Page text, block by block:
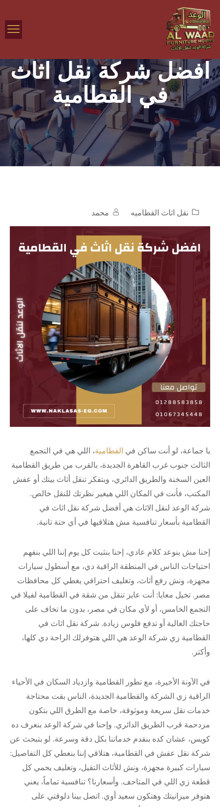
افضل شركة نقل اثاث
في القطامية
نقل اثاث القطاميه محمد
يا جماعة، لو أنت ساكن في القطامية، اللي هي في التجمع
الثالث جنوب غرب القاهرة الجديدة، بالقرب من طريق القطامية
العين السخنة والطريق الدائري، وبتفكر تنقل أثاث بيتك أو عفش
المكتب، فأنت في المكان اللي هيغير نظرتك للنقل خالص.
شركة الوعد لنقل الاثاث هي أفضل شركة نقل اثاث في
القطامية بأسعار تنافسية مش هتلاقيها في أي حتة تانية.
إحنا مش بنوعد كلام عادي، إحنا بنثبت كل يوم إننا اللي بنفهم
احتياجات الناس في المنطقة الراقية دي، مع أسطول سيارات
مجهزة، ونش رفع أثاث، وتغليف احترافي يغطي كل محافظات
مصر. تخيل معايا: أنت عايز تنقل من شقة في القطامية لفيلا في
التجمع الخامس، أو لأي مكان في مصر، بدون ما تخاف على
حاجتك الغالية أو تدفع فلوس زيادة. شركة نقل اثاث في
القطامية زي شركة الوعد هي اللي هتوفرلك الراحة دي كلها،
وأكتر.
في الآونة الأخيرة، مع تطور القطامية وازدياد السكان في الأحياء
الراقية زي الشركة والقطامية الجديدة، الناس بقت محتاجة
خدمات نقل سريعة وموثوقة، خاصة مع الطرق اللي بتكون
مزدحمة قرب الطريق الدائري. وإحنا في شركة الوعد بنعرف ده
كويس، عشان كده بنقدم خدماتنا بكل دقة وسرعة. لو بتبحث عن
شركة نقل عفش في القطامية، هتلاقي إننا بنغطي كل التفاصيل:
سيارات كبيرة مجهزة، ونش للأثاث التقيل، وتغليف يحمي كل
قطعة زي اللي في المتاحف. وأسعارنا؟ تنافسية تماماً، يعني
هتوفر ميزانيتك وهتكون سعيد أوي. اتصل بينا دلوقتي على